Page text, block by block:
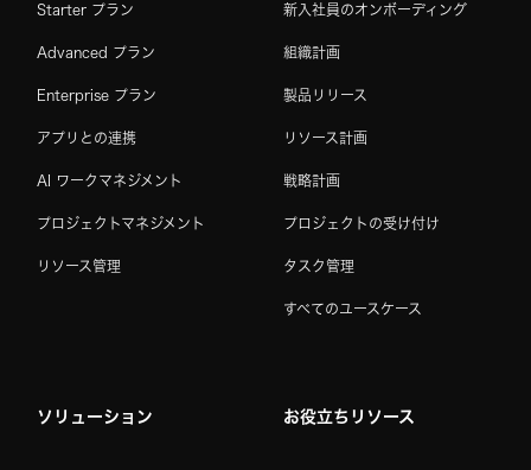
Starter プラン
Advanced プラン
Enterprise プラン
アプリとの連携
AI ワークマネジメント
プロジェクトマネジメント
リソース管理
新入社員のオンボーディング
組織計画
製品リリース
リソース計画
戦略計画
プロジェクトの受け付け
タスク管理
すべてのユースケース
ソリューション お役立ちリソース